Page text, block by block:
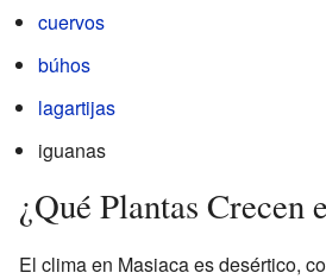
cuervos
búhos
lagartijas
iguanas
¿Qué Plantas Crecen
El clima en Masiaca es desértico,